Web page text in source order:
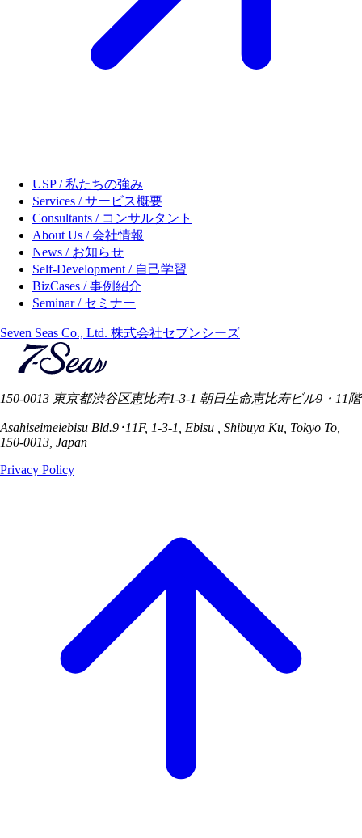
USP / 私たちの強み
Services / サービス概要
Consultants / コンサルタント
About Us / 会社情報
News / お知らせ
Self-Development / 自己学習
BizCases / 事例紹介
Seminar / セミナー
Seven Seas Co., Ltd. 株式会社セブンシーズ
150-0013 東京都渋谷区恵比寿1-3-1 朝日生命恵比寿ビル9・11階
Asahiseimeiebisu Bld.9･11F, 1-3-1, Ebisu , Shibuya Ku, Tokyo To,
150-0013, Japan
Privacy Policy